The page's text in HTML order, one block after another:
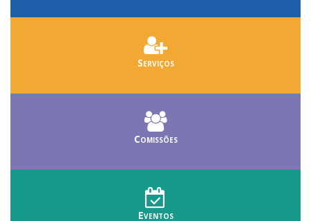
Serviços
Comissões
Eventos